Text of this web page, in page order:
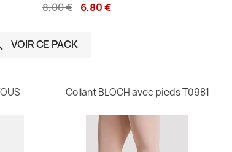
8,00 € 6,80 €
VOIR CE PACK
Collant BLOCH avec pieds T0981